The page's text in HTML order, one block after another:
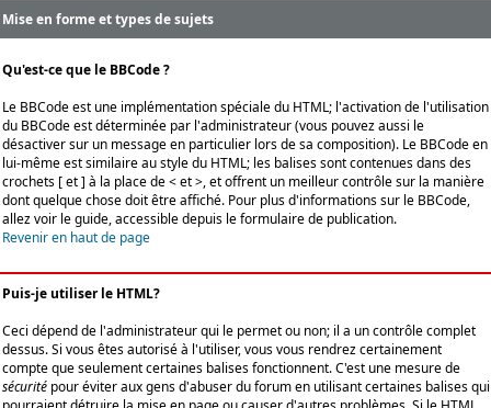
Mise en forme et types de sujets
Qu'est-ce que le BBCode ?
Le BBCode est une implémentation spéciale du HTML; l'activation de l'utilisation
du BBCode est déterminée par l'administrateur (vous pouvez aussi le
désactiver sur un message en particulier lors de sa composition). Le BBCode en
lui-même est similaire au style du HTML; les balises sont contenues dans des
crochets [ et ] à la place de < et >, et offrent un meilleur contrôle sur la manière
dont quelque chose doit être affiché. Pour plus d'informations sur le BBCode,
allez voir le guide, accessible depuis le formulaire de publication.
Revenir en haut de page
Puis-je utiliser le HTML?
Ceci dépend de l'administrateur qui le permet ou non; il a un contrôle complet
dessus. Si vous êtes autorisé à l'utiliser, vous vous rendrez certainement
compte que seulement certaines balises fonctionnent. C'est une mesure de
sécurité pour éviter aux gens d'abuser du forum en utilisant certaines balises qui